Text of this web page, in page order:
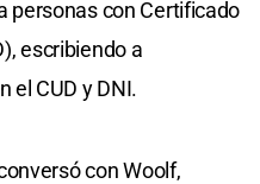
personas con Certificado
escribiendo a
el CUD y DNI.
con Woolf,